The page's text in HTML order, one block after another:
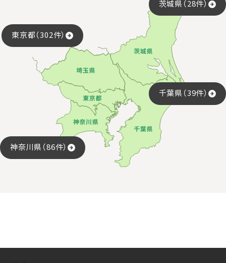
茨城県（28件）
東京都（302件）
千葉県（39件）
神奈川県（86件）